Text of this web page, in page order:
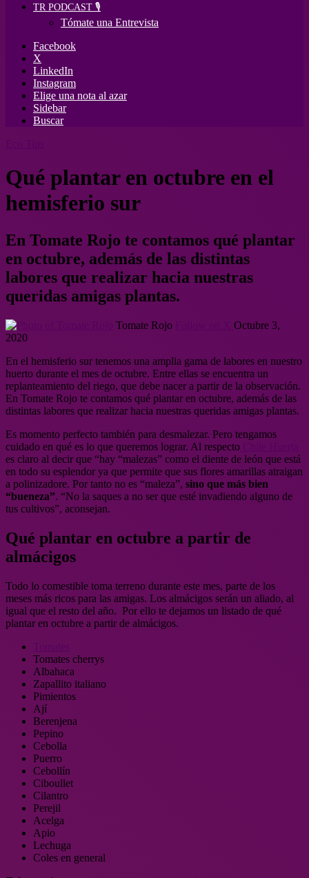
TR PODCAST 🎙️
Tómate una Entrevista
Facebook
X
LinkedIn
Instagram
Elige una nota al azar
Sidebar
Buscar
Qué plantar en octubre en el
hemisferio sur
En Tomate Rojo te contamos qué plantar
en octubre, además de las distintas
labores que realizar hacia nuestras
queridas amigas plantas.
Tomate Rojo
Octubre 3,
2020
En el hemisferio sur tenemos una amplia gama de labores en nuestro
huerto durante el mes de octubre. Entre ellas se encuentra un
replanteamiento del riego, que debe nacer a partir de la observación.
En Tomate Rojo te contamos qué plantar en octubre, además de las
distintas labores que realizar hacia nuestras queridas amigas plantas.
Es momento perfecto también para desmalezar. Pero tengamos
cuidado en qué es lo que queremos lograr. Al respecto
es claro al decir que “hay “malezas” como el diente de león que está
en todo su esplendor ya que permite que sus flores amarillas atraigan
a polinizadore. Por tanto no es “maleza”, sino que más bien
“bueneza”. “No la saques a no ser que esté invadiendo alguno de
tus cultivos”, aconsejan.
Qué plantar en octubre a partir de
almácigos
Todo lo comestible toma terreno durante este mes, parte de los
meses más ricos para las amigas. Los almácigos serán un aliado, al
igual que el resto del año. Por ello te dejamos un listado de qué
plantar en octubre a partir de almácigos.
Tomates cherrys
Albahaca
Zapallito italiano
Pimientos
Ají
Berenjena
Pepino
Cebolla
Puerro
Cebollín
Ciboullet
Cilantro
Perejil
Acelga
Apio
Lechuga
Coles en general